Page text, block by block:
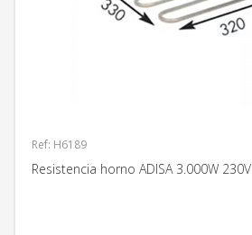
Ref: H6189
Resistencia horno ADISA 3.000W 230V